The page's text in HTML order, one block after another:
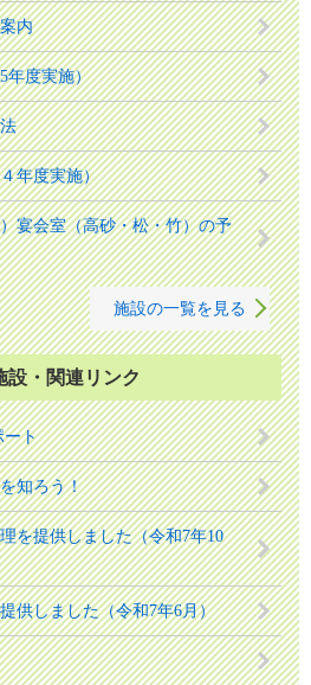
内
年度実施）
年度実施）
宴会室（高砂・松・竹）の予
施設の一覧を見る
設・関連リンク
ート
知ろう！
を提供しました（令和7年10
供しました（令和7年6月）